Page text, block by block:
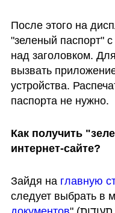
После этого на
"зеленый паспорт"
над заголовком.
вызвать
устройства.
паспорта не нужно.
Как получить
интернет-сайте?
Зайдя на главную
следует выбрать в